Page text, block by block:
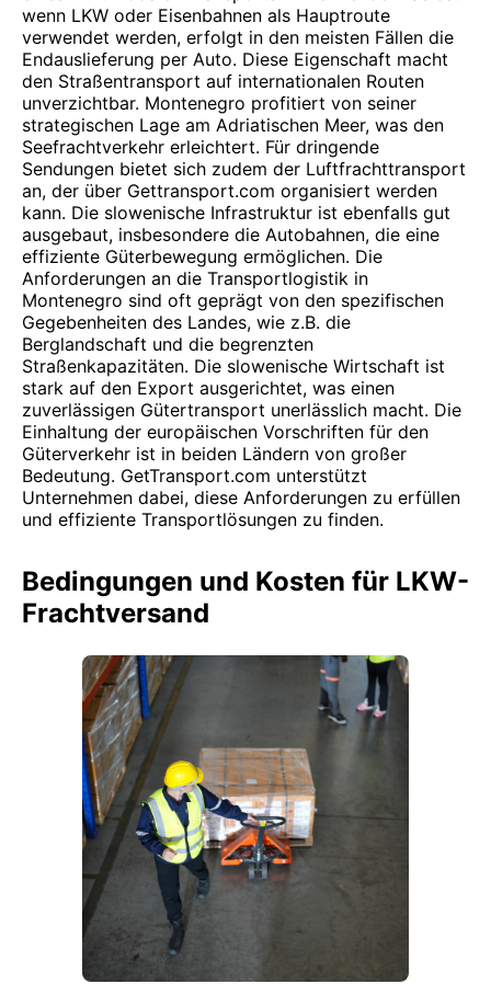
wenn LKW oder Eisenbahnen als Hauptroute
verwendet werden, erfolgt in den meisten Fällen die
Endauslieferung per Auto. Diese Eigenschaft macht
den Straßentransport auf internationalen Routen
unverzichtbar. Montenegro profitiert von seiner
strategischen Lage am Adriatischen Meer, was den
Seefrachtverkehr erleichtert. Für dringende
Sendungen bietet sich zudem der Luftfrachttransport
an, der über Gettransport.com organisiert werden
kann. Die slowenische Infrastruktur ist ebenfalls gut
ausgebaut, insbesondere die Autobahnen, die eine
effiziente Güterbewegung ermöglichen. Die
Anforderungen an die Transportlogistik in
Montenegro sind oft geprägt von den spezifischen
Gegebenheiten des Landes, wie z.B. die
Berglandschaft und die begrenzten
Straßenkapazitäten. Die slowenische Wirtschaft ist
stark auf den Export ausgerichtet, was einen
zuverlässigen Gütertransport unerlässlich macht. Die
Einhaltung der europäischen Vorschriften für den
Güterverkehr ist in beiden Ländern von großer
Bedeutung. GetTransport.com unterstützt
Unternehmen dabei, diese Anforderungen zu erfüllen
und effiziente Transportlösungen zu finden.
Bedingungen und Kosten für LKW-
Frachtversand